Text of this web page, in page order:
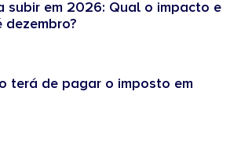
subir em 2026: Qual o impacto e
terá de pagar o imposto em